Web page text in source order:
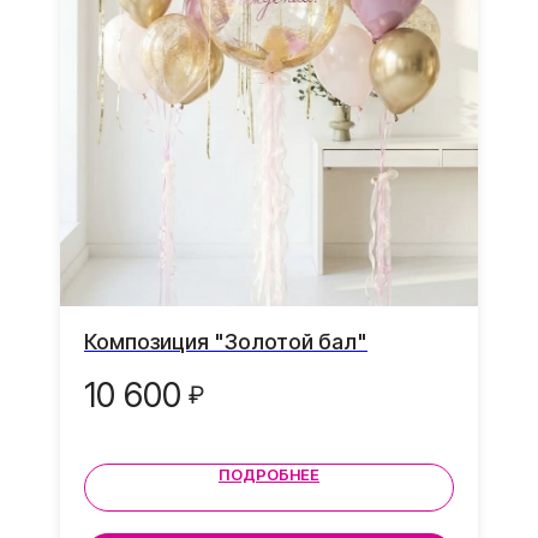
Композиция "Золотой бал"
10 600 ₽
ПОДРОБНЕЕ
К каждой композиции
Грузик в подарок
Ваши воздушные шары
защищены во время
доставки от повреждений
Транспортировочный
пакет в подарок
Ваши отзывы